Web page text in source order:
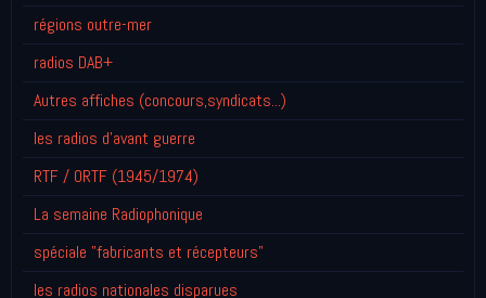
régions outre-mer
radios DAB+
Autres affiches (concours,syndicats...)
les radios d'avant guerre
RTF / ORTF (1945/1974)
La semaine Radiophonique
spéciale "fabricants et récepteurs"
les radios nationales disparues